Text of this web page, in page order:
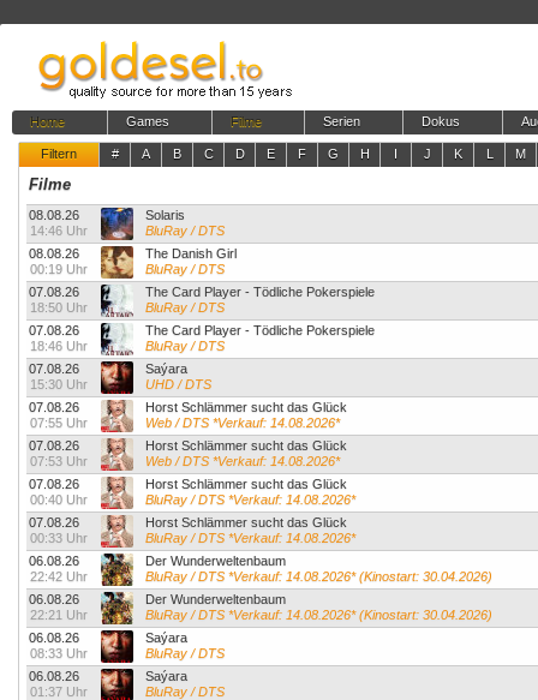
Home Games Filme Serien Dokus
Filtern # A B C D E F G H I J K L M
Filme
08.08.26
14:46 Uhr
Solaris
BluRay / DTS
08.08.26
00:19 Uhr
The Danish Girl
BluRay / DTS
07.08.26
18:50 Uhr
The Card Player - Tödliche Pokerspiele
BluRay / DTS
07.08.26
18:46 Uhr
The Card Player - Tödliche Pokerspiele
BluRay / DTS
07.08.26
15:30 Uhr
Saýara
UHD / DTS
07.08.26
07:55 Uhr
Horst Schlämmer sucht das Glück
Web / DTS *Verkauf: 14.08.2026*
07.08.26
07:53 Uhr
Horst Schlämmer sucht das Glück
Web / DTS *Verkauf: 14.08.2026*
07.08.26
00:40 Uhr
Horst Schlämmer sucht das Glück
BluRay / DTS *Verkauf: 14.08.2026*
07.08.26
00:33 Uhr
Horst Schlämmer sucht das Glück
BluRay / DTS *Verkauf: 14.08.2026*
06.08.26
22:42 Uhr
Der Wunderweltenbaum
BluRay / DTS *Verkauf: 14.08.2026* (Kinostart: 30.04.2026)
06.08.26
22:21 Uhr
Der Wunderweltenbaum
BluRay / DTS *Verkauf: 14.08.2026* (Kinostart: 30.04.2026)
06.08.26
08:33 Uhr
Saýara
BluRay / DTS
06.08.26
01:37 Uhr
Saýara
BluRay / DTS